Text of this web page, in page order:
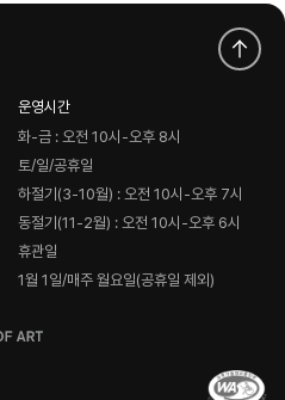
운영시간
화-금 : 오전 10시-오후 8시
토/일/공휴일
하절기(3-10월) : 오전 10시-오후 7시
동절기(11-2월) : 오전 10시-오후 6시
휴관일
1월 1일/매주 월요일(공휴일 제외)